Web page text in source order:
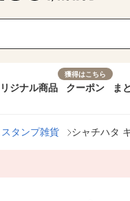
ジナル商品
獲得はこちら
クーポン ま
タンプ雑貨 シャチハタ